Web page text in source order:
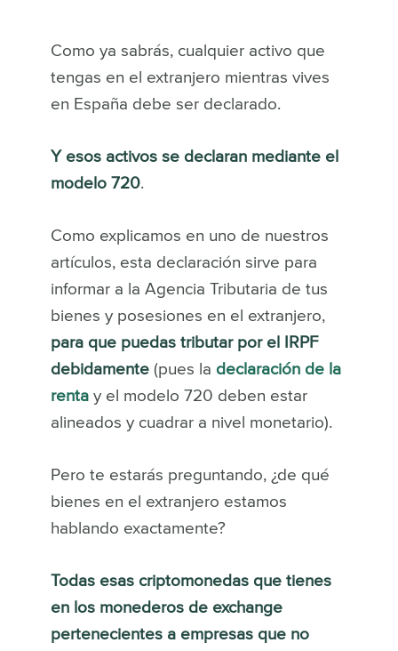
Como ya sabrás, cualquier activo que
tengas en el extranjero mientras vives
en España debe ser declarado.
Y esos activos se declaran mediante el
modelo 720.
Como explicamos en uno de nuestros
artículos, esta declaración sirve para
informar a la Agencia Tributaria de tus
bienes y posesiones en el extranjero,
para que puedas tributar por el IRPF
debidamente (pues la declaración de la
rentay el modelo 720 deben estar
alineados y cuadrar a nivel monetario).
Pero te estarás preguntando, ¿de qué
bienes en el extranjero estamos
hablando exactamente?
Todas esas criptomonedas que tienes
en los monederos de exchange
pertenecientes a empresas que no